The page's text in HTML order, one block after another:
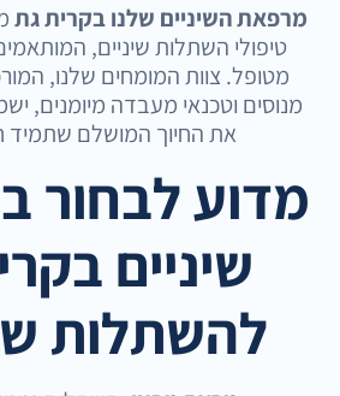
מרפאת השיניים שלנו בקרית גת
טיפולי השתלות שיניים,
מטופל. צוות המומחים שלנו,
מנוסים וטכנאי מעבדה מיומנים,
את החיוך המושלם שתמיד
מדוע לבחור
שיניים
להשתלות